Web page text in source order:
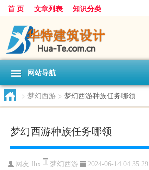
首 页 文章列表 知识分类
网站导航
> 梦幻西游 > 梦幻西游种族任务哪领
梦幻西游种族任务哪领
网友: lhx 梦幻西游 2024-06-14 04:35:29